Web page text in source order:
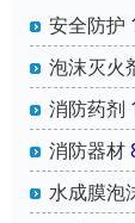
安全防护
泡沫灭火
消防药剂
消防器材
水成膜泡